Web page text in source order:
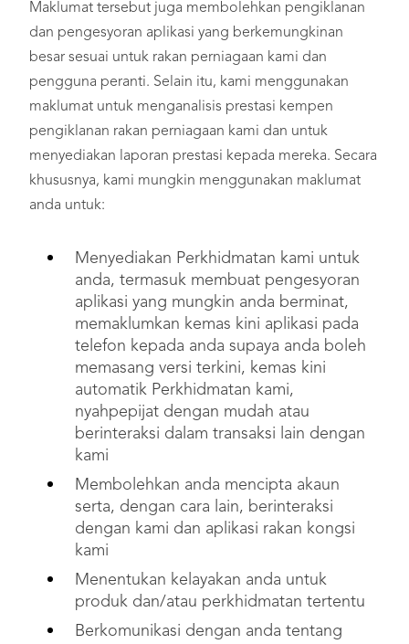
Maklumat tersebut juga membolehkan pengiklanan
dan pengesyoran aplikasi yang berkemungkinan
besar sesuai untuk rakan perniagaan kami dan
pengguna peranti. Selain itu, kami menggunakan
maklumat untuk menganalisis prestasi kempen
pengiklanan rakan perniagaan kami dan untuk
menyediakan laporan prestasi kepada mereka. Secara
khususnya, kami mungkin menggunakan maklumat
anda untuk:
Menyediakan Perkhidmatan kami untuk
anda, termasuk membuat pengesyoran
aplikasi yang mungkin anda berminat,
memaklumkan kemas kini aplikasi pada
telefon kepada anda supaya anda boleh
memasang versi terkini, kemas kini
automatik Perkhidmatan kami,
nyahpepijat dengan mudah atau
berinteraksi dalam transaksi lain dengan
kami
Membolehkan anda mencipta akaun
serta, dengan cara lain, berinteraksi
dengan kami dan aplikasi rakan kongsi
kami
Menentukan kelayakan anda untuk
produk dan/atau perkhidmatan tertentu
Berkomunikasi dengan anda tentang